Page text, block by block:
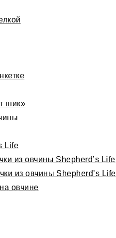
шик»
Life
из овчины Shepherd’s Life
из овчины Shepherd’s Life
овчине